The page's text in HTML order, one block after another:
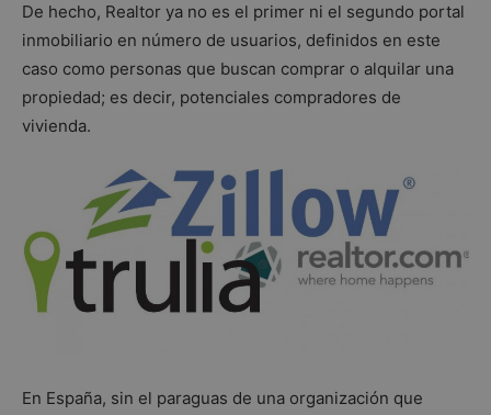
De hecho, Realtor ya no es el primer ni el segundo portal
inmobiliario en número de usuarios, definidos en este
caso como personas que buscan comprar o alquilar una
propiedad; es decir, potenciales compradores de
vivienda.
En España, sin el paraguas de una organización que